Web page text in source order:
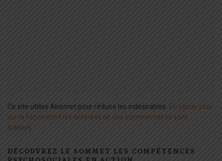
Ce site utilise Akismet pour réduire les indésirables. En savoir plus
sur la façon dont les données de vos commentaires sont
traitées
DÉCOUVREZ LE SOMMET LES COMPÉTENCES